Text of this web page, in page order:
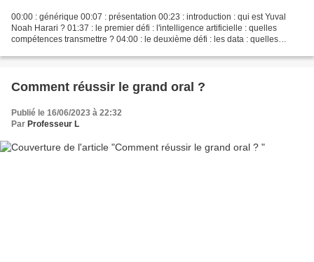
00:00 : générique 00:07 : présentation 00:23 : introduction : qui est Yuval
Noah Harari ? 01:37 : le premier défi : l'intelligence artificielle : quelles
compétences transmettre ? 04:00 : le deuxième défi : les data : quelles
Comment réussir le grand oral ?
Publié le 16/06/2023 à 22:32
Par Professeur L